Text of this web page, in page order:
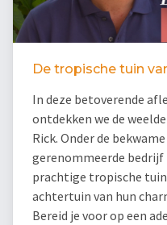
De tropische tuin
In deze betoverende
ontdekken we de
Rick. Onder de
gerenommeerde bedrijf
prachtige tropische
achtertuin van hun
Bereid je voor op een